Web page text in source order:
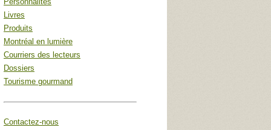
Livres
Produits
Montréal en lumière
Courriers des lecteurs
Dossiers
Tourisme gourmand
Contactez-nous